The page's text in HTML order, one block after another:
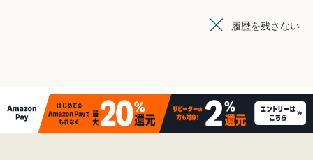
履歴を残さない